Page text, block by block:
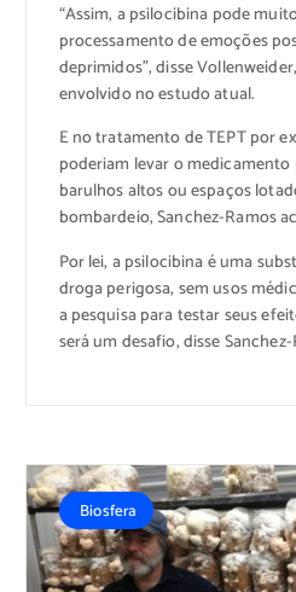
“Assim, a psilocibina pode
processamento de emoções
deprimidos”, disse
envolvido no estudo atual.
E no tratamento de TEPT por
poderiam levar o medicamento
barulhos altos ou espaços
bombardeio, Sanchez-Ramos
Por lei, a psilocibina é uma
droga perigosa, sem usos
a pesquisa para testar seus
será um desafio, disse
Biosfera